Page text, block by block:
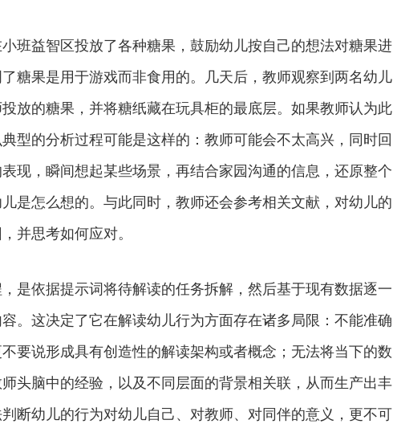
益智区投放了各种糖果，鼓励幼儿按自己的想法对糖果进
糖果是用于游戏而非食用的。几天后，教师观察到两名幼儿
放的糖果，并将糖纸藏在玩具柜的最底层。如果教师认为此
型的分析过程可能是这样的：教师可能会不太高兴，同时回
现，瞬间想起某些场景，再结合家园沟通的信息，还原整个
是怎么想的。与此同时，教师还会参考相关文献，对幼儿的
并思考如何应对。
依据提示词将待解读的任务拆解，然后基于现有数据逐一
。这决定了它在解读幼儿行为方面存在诸多局限：不能准确
要说形成具有创造性的解读架构或者概念；无法将当下的数
头脑中的经验，以及不同层面的背景相关联，从而生产出丰
断幼儿的行为对幼儿自己、对教师、对同伴的意义，更不可